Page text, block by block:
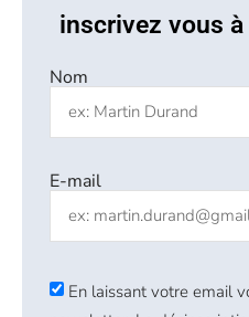
inscrivez vous
Nom
E-mail
En laissant votre email